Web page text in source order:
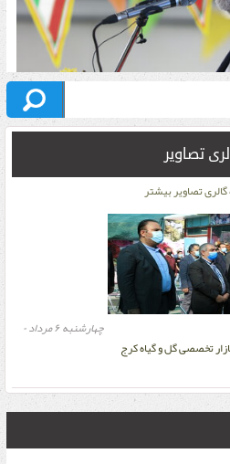
تصاویر
تخصصی گل و گیاه کرج
چهارشنبه ۶ مرداد ۰
تصاویر بیشتر